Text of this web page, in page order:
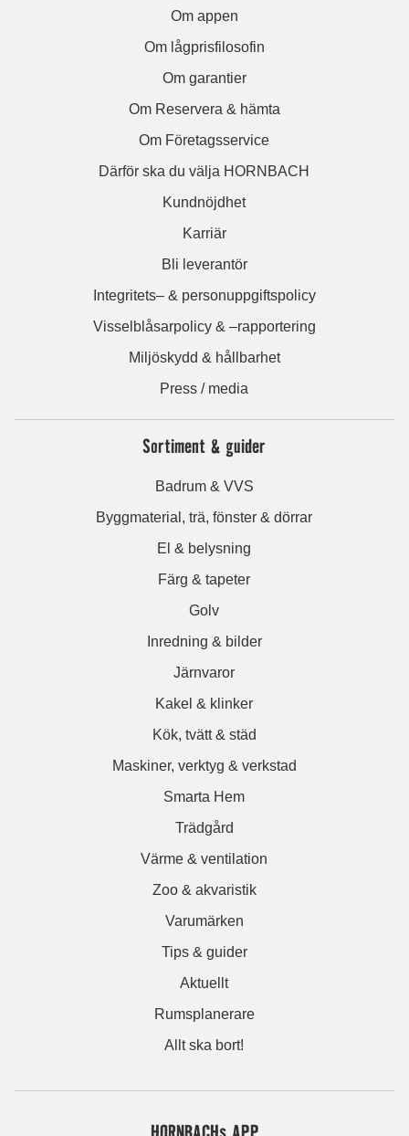
Om appen
Om lågprisfilosofin
Om garantier
Om Reservera & hämta
Om Företagsservice
Därför ska du välja HORNBACH
Kundnöjdhet
Karriär
Bli leverantör
Integritets– & personuppgiftspolicy
Visselblåsarpolicy & –rapportering
Miljöskydd & hållbarhet
Press / media
Sortiment & guider
Badrum & VVS
Byggmaterial, trä, fönster & dörrar
El & belysning
Färg & tapeter
Golv
Inredning & bilder
Järnvaror
Kakel & klinker
Kök, tvätt & städ
Maskiner, verktyg & verkstad
Smarta Hem
Trädgård
Värme & ventilation
Zoo & akvaristik
Varumärken
Tips & guider
Aktuellt
Rumsplanerare
Allt ska bort!
HORNBACHs APP